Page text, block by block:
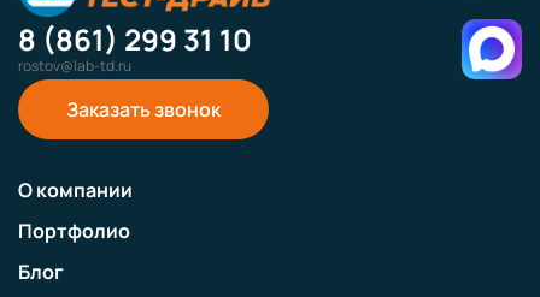
8 (861) 299 31 10
rostov@lab-td.ru
Заказать звонок
О компании
Портфолио
Блог